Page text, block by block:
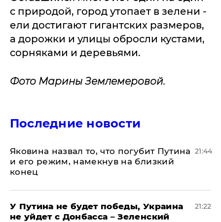
с природой, город утопает в зелени -
ели достигают гигантских размеров,
а дорожки и улицы обросли кустами,
сорняками и деревьями.
Фото Марины Землемеровой.
Последние новости
Яковина назвал то, что погубит Путина
и его режим, намекнув на близкий
конец
21:44
У Путина не будет победы, Украина
не уйдет с Донбасса – Зеленский
21:22